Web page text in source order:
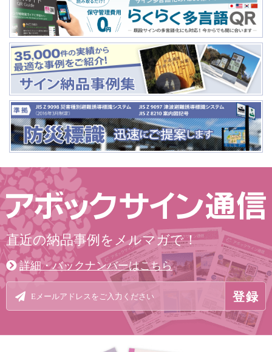
直近の納品事例をメルマガで！
詳細・バックナンバーはこちら